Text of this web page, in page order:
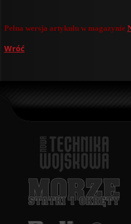
Pełna wersja artykułu w magazynie
Wróć